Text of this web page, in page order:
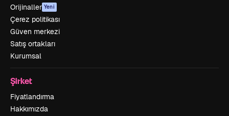
Orijinaller Yeni
Çerez politikası
Güven merkezi
Satış ortakları
Kurumsal
Şirket
Fiyatlandırma
Hakkımızda